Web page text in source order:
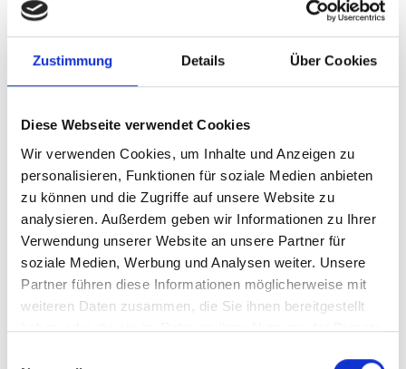
Zustimmung Details Über Cookies
Diese Webseite verwendet Cookies
Wir verwenden Cookies, um Inhalte und Anzeigen zu
personalisieren, Funktionen für soziale Medien anbieten
zu können und die Zugriffe auf unsere Website zu
analysieren. Außerdem geben wir Informationen zu Ihrer
Verwendung unserer Website an unsere Partner für
soziale Medien, Werbung und Analysen weiter. Unsere
Partner führen diese Informationen möglicherweise mit
weiteren Daten zusammen, die Sie ihnen bereitgestellt
haben oder die sie im Rahmen Ihrer Nutzung der Dienste
wie der Inhalt selbst. Jeder Prüfer hat
eigene Erwartungen, und unsere
Schulung ist so konzipiert, dass sie dir
deiner individuellen Vorlage zeigt,
anstatt eine Einheitslösung zu bieten.
Der Prozess des wissenschaftlichen
Schreibens kann ohne das richtige
Wissen eine große Herausforderung
darstellen. Jedoch, ausgestattet mit
denTechniken und Strategiendieses
Kurses, wird die Formatierung deiner